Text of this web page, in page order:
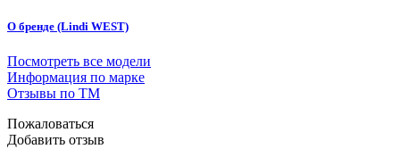
О бренде (Lindi WEST)
Посмотреть все модели
Информация по марке
Отзывы по ТМ
Пожаловаться
Добавить отзыв